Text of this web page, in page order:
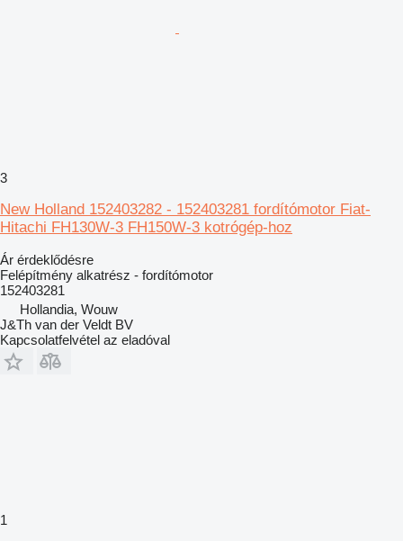
3
New Holland 152403282 - 152403281 fordítómotor Fiat-
Hitachi FH130W-3 FH150W-3 kotrógép-hoz
Ár érdeklődésre
Felépítmény alkatrész - fordítómotor
152403281
Hollandia, Wouw
J&Th van der Veldt BV
Kapcsolatfelvétel az eladóval
1